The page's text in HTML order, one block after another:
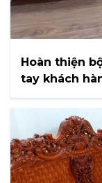
Hoàn thiện
tay khách